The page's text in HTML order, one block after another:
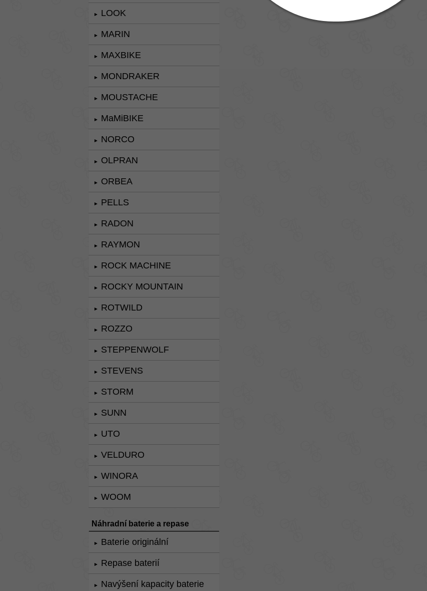
► LOOK
► MARIN
► MAXBIKE
► MONDRAKER
► MOUSTACHE
► MaMiBIKE
► NORCO
► OLPRAN
► ORBEA
► PELLS
► RADON
► RAYMON
► ROCK MACHINE
► ROCKY MOUNTAIN
► ROTWILD
► ROZZO
► STEPPENWOLF
► STEVENS
► STORM
► SUNN
► UTO
► VELDURO
► WINORA
► WOOM
Náhradní baterie a repase
► Baterie originální
► Repase baterií
► Navýšení kapacity baterie